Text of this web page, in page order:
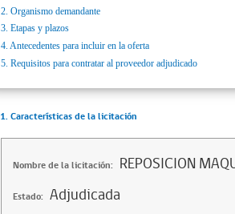
2. Organismo demandante
3. Etapas y plazos
4. Antecedentes para incluir en la oferta
5. Requisitos para contratar al proveedor adjudicado
1. Características de la licitación
Nombre de la licitación: REPOSICION
Estado: Adjudicada